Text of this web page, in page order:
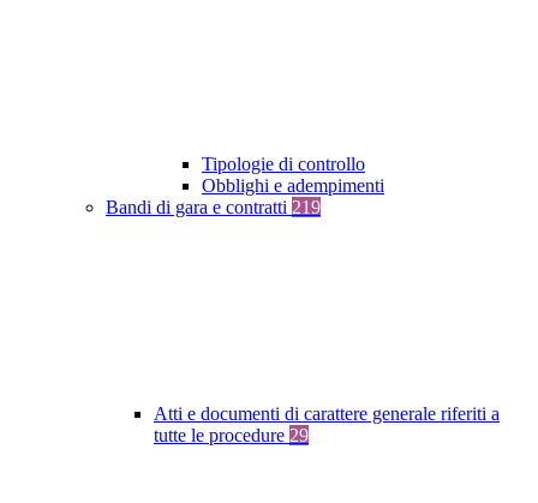
Tipologie di controllo
Obblighi e adempimenti
Bandi di gara e contratti 219
Atti e documenti di carattere generale riferiti a
tutte le procedure 29